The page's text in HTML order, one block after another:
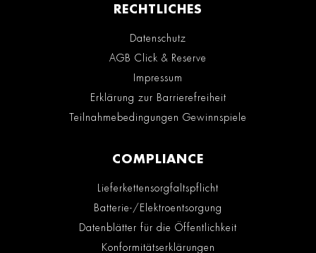
RECHTLICHES
Datenschutz
AGB Click & Reserve
Impressum
Erklärung zur Barrierefreiheit
Teilnahmebedingungen Gewinnspiele
COMPLIANCE
Lieferkettensorgfaltspflicht
Batterie-/Elektroentsorgung
Datenblätter für die Öffentlichkeit
Konformitätserklärungen